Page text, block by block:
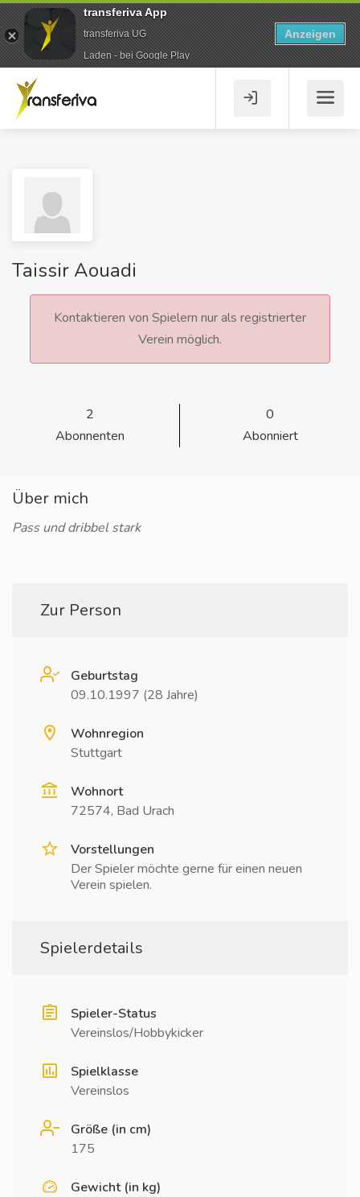
Taissir Aouadi
Kontaktieren von Spielern nur als registrierter
Verein möglich.
2
Abonnenten
0
Abonniert
Über mich
Pass und dribbel stark
Zur Person
Geburtstag
09.10.1997 (28 Jahre)
Wohnregion
Stuttgart
Wohnort
72574, Bad Urach
Vorstellungen
Der Spieler möchte gerne für einen neuen
Verein spielen.
Spielerdetails
Spieler-Status
Vereinslos/Hobbykicker
Spielklasse
Vereinslos
Größe (in cm)
175
Gewicht (in kg)
transferiva App
transferiva UG
Laden - bei Google Play
Anzeigen